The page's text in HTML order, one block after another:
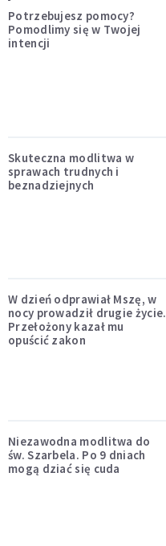
Potrzebujesz pomocy?
Pomodlimy się w Twojej
intencji
Skuteczna modlitwa w
sprawach trudnych i
beznadziejnych
W dzień odprawiał Mszę, w
nocy prowadził drugie życie.
Przełożony kazał mu
opuścić zakon
Niezawodna modlitwa do
św. Szarbela. Po 9 dniach
mogą dziać się cuda